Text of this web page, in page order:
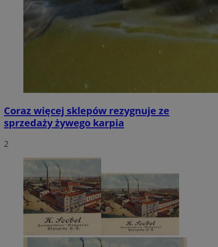
Coraz więcej sklepów rezygnuje ze
sprzedaży żywego karpia
2